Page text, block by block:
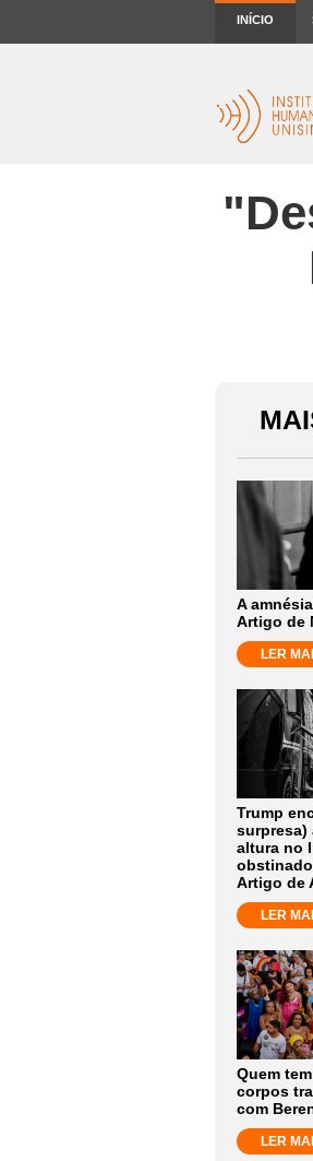
INÍCIO
A
Artigo de
LER
Trump
surpresa)
altura no
Artigo de
LER
Quem
corpos
com
LER